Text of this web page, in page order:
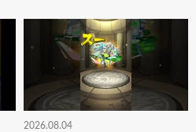
2026.08.04